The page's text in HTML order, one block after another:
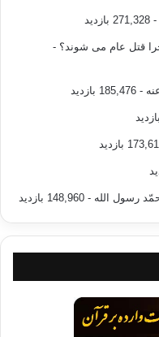
- 271,328 بازدید
قتل عام می شوند؟ -
- 185,476 بازدید
رسول الله - 148,960 بازدید